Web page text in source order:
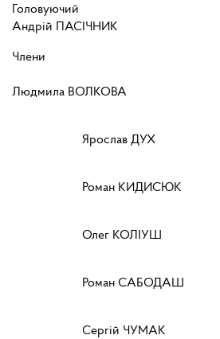
Андрій ПАСІЧНИК
Члени
Людмила ВОЛКОВА
Ярослав ДУХ
Роман КИДИСЮК
Олег КОЛІУШ
Роман САБОДАШ
Сергій ЧУМАК